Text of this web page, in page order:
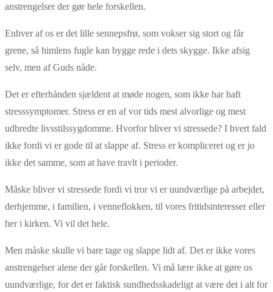
anstrengelser der gør hele forskellen.
Enhver af os er det lille sennepsfrø, som vokser sig stort og får
grene, så himlens fugle kan bygge rede i dets skygge. Ikke afsig
selv, men af Guds nåde.
Det er efterhånden sjældent at møde nogen, som ikke har haft
stresssymptomer. Stress er en af vor tids mest alvorlige og mest
udbredte livsstilssygdomme. Hvorfor bliver vi stressede? I hvert fald
ikke fordi vi er gode til at slappe af. Stress er kompliceret og er jo
ikke det samme, som at have travlt i perioder.
Måske bliver vi stressede fordi vi tror vi er uundværlige på arbejdet,
derhjemme, i familien, i venneflokken, til vores fritidsinteresser eller
her i kirken. Vi vil det hele.
Men måske skulle vi bare tage og slappe lidt af. Det er ikke vores
anstrengelser alene der går forskellen. Vi må lære ikke at gøre os
uundværlige, for det er faktisk sundhedsskadeligt at være det i alt for